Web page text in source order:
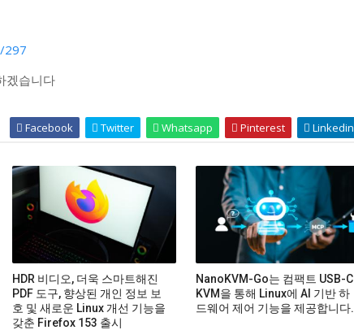
297
겠습니다
Facebook Twitter Whatsapp Pinterest Linkedin
HDR 비디오, 더욱 스마트해진
PDF 도구, 향상된 개인 정보 보
호 및 새로운 Linux 개선 기능을
갖춘 Firefox 153 출시
NanoKVM-Go는 컴팩트 USB-C
KVM을 통해 Linux에 AI 기반 하
드웨어 제어 기능을 제공합니다.